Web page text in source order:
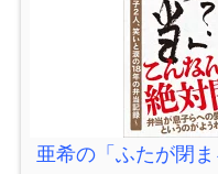
亜希の「ふたが閉